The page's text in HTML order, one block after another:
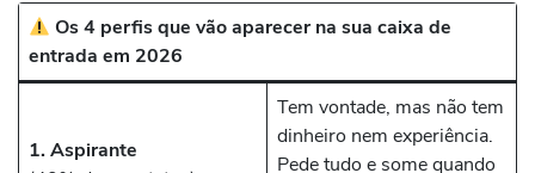
Os 4 perfis que vão aparecer na sua caixa de
entrada em 2026
1. Aspirante
Tem vontade, mas não tem
dinheiro nem experiência.
Pede tudo e some quando